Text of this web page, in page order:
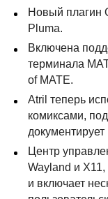
Новый плагин
Pluma.
Включена
терминала
of MATE.
Atril теперь
комиксами,
Центр
Wayland и
и включает